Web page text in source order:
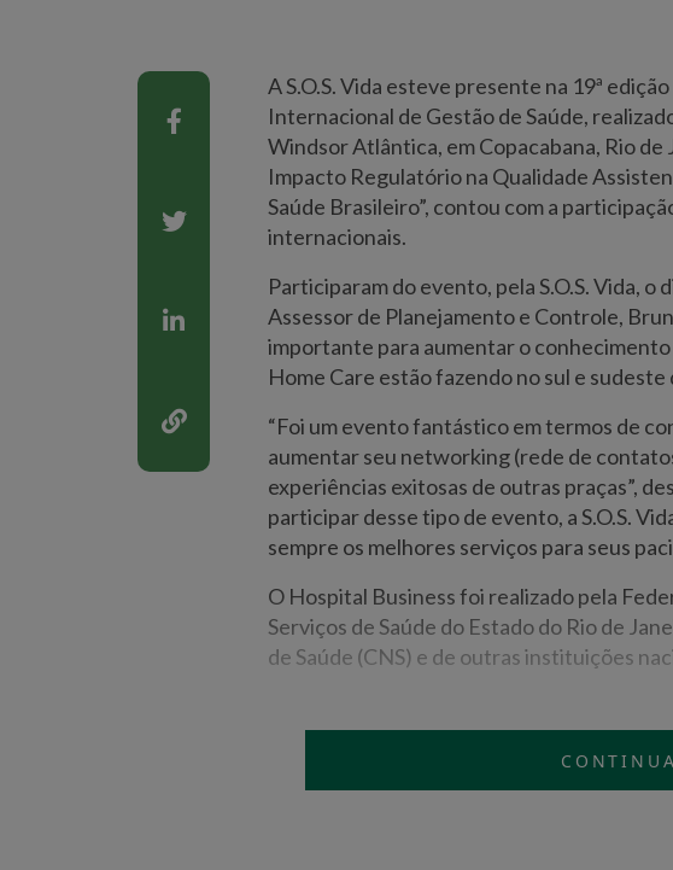
A S.O.S. Vida esteve presente na 19ª
Internacional de Gestão de Saúde,
Windsor Atlântica, em Copacabana, Rio
Impacto Regulatório na Qualidade
Saúde Brasileiro”, contou com a
internacionais.
Participaram do evento, pela S.O.S. Vida,
Assessor de Planejamento e Controle,
importante para aumentar o
Home Care estão fazendo no sul e sudeste
“Foi um evento fantástico em termos de
aumentar seu networking (rede de
experiências exitosas de outras praças”,
participar desse tipo de evento, a S.O.S.
sempre os melhores serviços para seus
O Hospital Business foi realizado pela
Serviços de Saúde do Estado do Rio de
de Saúde (CNS) e de outras instituições